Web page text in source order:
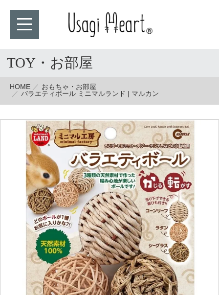
TOY・お部屋
HOME
おもちゃ・お部屋
バラエティボール ミニマルランド | マルカン